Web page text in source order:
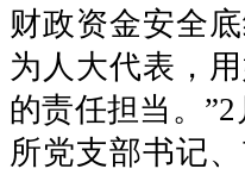
财政资金安全
为人大代表，
的责任担当。
所党支部书记